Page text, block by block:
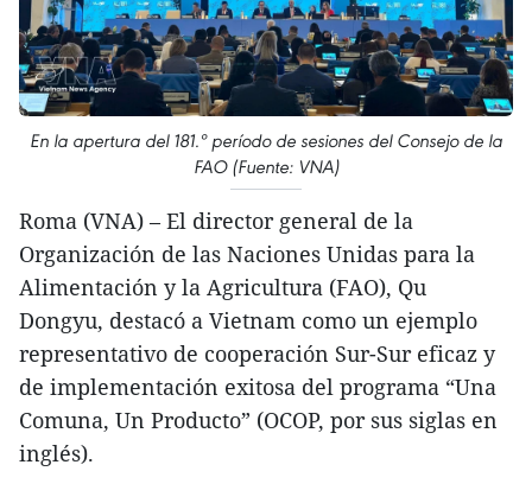
En la apertura del 181.º período de sesiones del Consejo de la
FAO (Fuente: VNA)
Roma (VNA) – El director general de la
Organización de las Naciones Unidas para la
Alimentación y la Agricultura (FAO), Qu
Dongyu, destacó a Vietnam como un ejemplo
representativo de cooperación Sur-Sur eficaz y
de implementación exitosa del programa “Una
Comuna, Un Producto” (OCOP, por sus siglas en
inglés).